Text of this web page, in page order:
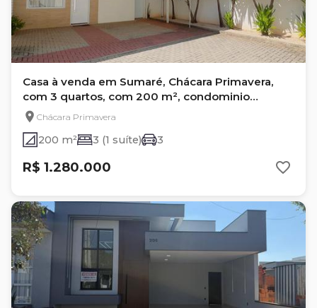
Casa à venda em Sumaré, Chácara Primavera,
com 3 quartos, com 200 m², condominio
Villaggio Felicita
Chácara Primavera
200 m² 3 (1 suíte) 3
R$ 1.280.000